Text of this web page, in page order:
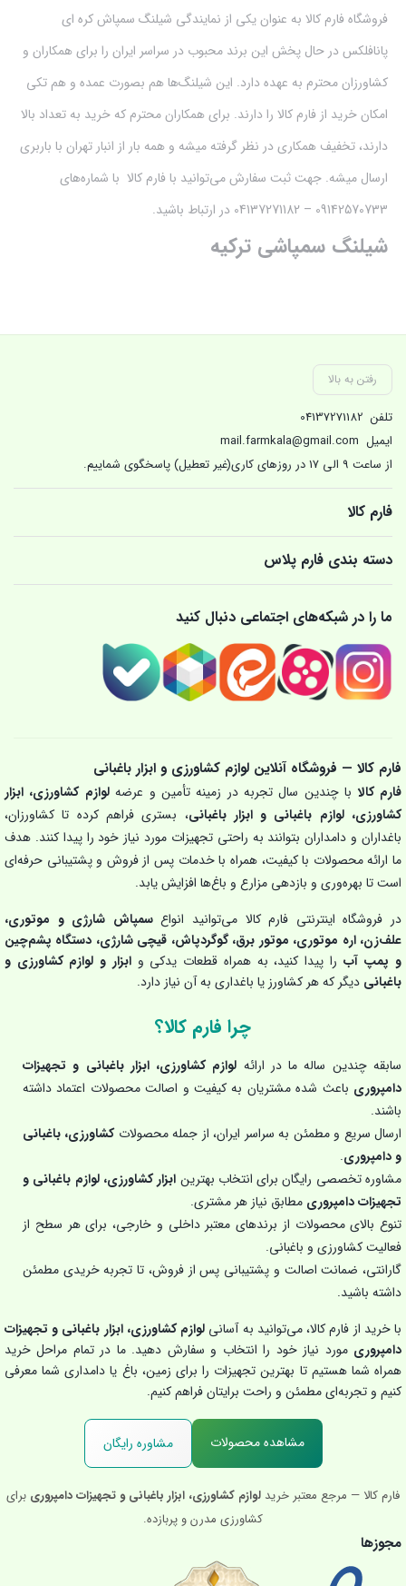
فروشگاه فارم کالا به عنوان یکی از نمایندگی شیلنگ سمپاش کره ای
پانافلکس در حال پخش این برند محبوب در سراسر ایران را برای همکاران و
کشاورزان محترم به عهده دارد. این شیلنگ‌ها هم بصورت عمده و هم تکی
امکان خرید از فارم کالا را دارند. برای همکاران محترم که خرید به تعداد بالا
دارند، تخفیف همکاری در نظر گرفته میشه و همه بار از انبار تهران با باربری
ارسال میشه. جهت ثبت سفارش می‌توانید با فارم کالا با شماره‌های
09142570733 – 04137271182 در ارتباط باشید.
شیلنگ سمپاشی ترکیه
رفتن به بالا
تلفن 04137271182
ایمیل mail.farmkala@gmail.com
از ساعت 9 الی 17 در روزهای کاری(غیر تعطیل) پاسخگوی شماییم.
فارم کالا
دسته بندی فارم پلاس
ما را در شبکه‌های اجتماعی دنبال کنید
فارم کالا — فروشگاه آنلاین لوازم کشاورزی و ابزار باغبانی
فارم کالا با چندین سال تجربه در زمینه تأمین و عرضهلوازم کشاورزی، ابزار
کشاورزی، لوازم باغبانی و ابزار باغبانی، بستری فراهم کرده تا کشاورزان،
باغداران و دامداران بتوانند به راحتی تجهیزات مورد نیاز خود را پیدا کنند. هدف
ما ارائه محصولات با کیفیت، همراه با خدمات پس از فروش و پشتیبانی حرفه‌ای
است تا بهره‌وری و بازدهی مزارع و باغ‌ها افزایش یابد.
در فروشگاه اینترنتی فارم کالا می‌توانید انواعسمپاش شارژی و موتوری،
علف‌زن، اره موتوری، موتور برق، گوگردپاش، قیچی شارژی، دستگاه پشم‌چین
و پمپ آب را پیدا کنید، به همراه قطعات یدکی وابزار و لوازم کشاورزی و
باغبانی دیگر که هر کشاورز یا باغداری به آن نیاز دارد.
چرا فارم کالا؟
سابقه چندین ساله ما در ارائه لوازم کشاورزی، ابزار باغبانی و تجهیزات
دامپروری باعث شده مشتریان به کیفیت و اصالت محصولات اعتماد داشته
باشند.
ارسال سریع و مطمئن به سراسر ایران، از جمله محصولاتکشاورزی، باغبانی
و دامپروری.
مشاوره تخصصی رایگان برای انتخاب بهترین ابزار کشاورزی، لوازم باغبانی و
تجهیزات دامپروری مطابق نیاز هر مشتری.
تنوع بالای محصولات از برندهای معتبر داخلی و خارجی، برای هر سطح از
فعالیت کشاورزی و باغبانی.
گارانتی، ضمانت اصالت و پشتیبانی پس از فروش، تا تجربه خریدی مطمئن
داشته باشید.
با خرید از فارم کالا، می‌توانید به آسانی لوازم کشاورزی، ابزار باغبانی و تجهیزات
دامپروری مورد نیاز خود را انتخاب و سفارش دهید. ما در تمام مراحل خرید
همراه شما هستیم تا بهترین تجهیزات را برای زمین، باغ یا دامداری شما معرفی
کنیم و تجربه‌ای مطمئن و راحت برایتان فراهم کنیم.
مشاهده محصولات مشاوره رایگان
فارم کالا — مرجع معتبر خرید لوازم کشاورزی، ابزار باغبانی و تجهیزات دامپروری برای
کشاورزی مدرن و پربازده.
مجوزها